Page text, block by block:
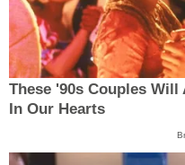
These '90s Couples Will
In Our Hearts